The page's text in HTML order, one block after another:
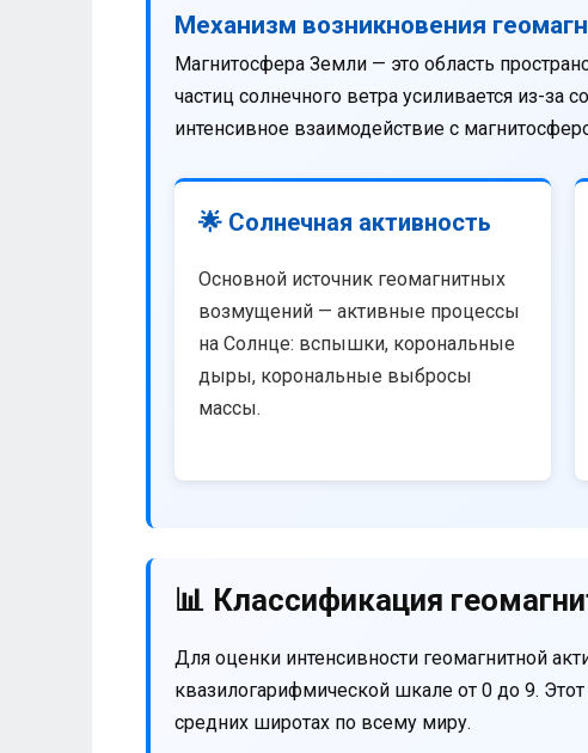
Механизм возникновения
Магнитосфера Земли — это область
частиц солнечного ветра усиливается из-
интенсивное взаимодействие с
🌟 Солнечная активность
Основной источник геомагнитных
возмущений — активные процессы
на Солнце: вспышки, корональные
дыры, корональные выбросы
массы.
📊 Классификация
Для оценки интенсивности геомагнитной
квазилогарифмической шкале от 0 до 9.
средних широтах по всему миру.